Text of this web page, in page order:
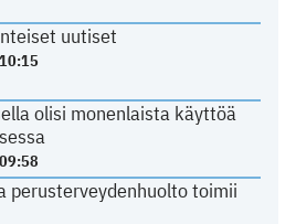
uutiset
olisi monenlaista käyttöä
perusterveydenhuolto toimii